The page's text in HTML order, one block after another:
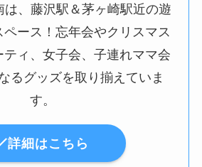
は、藤沢駅＆茅ヶ崎駅近の遊
ース！忘年会やクリスマス
ィ、女子会、子連れママ会
るグッズを取り揃えていま
す。
詳細はこちら